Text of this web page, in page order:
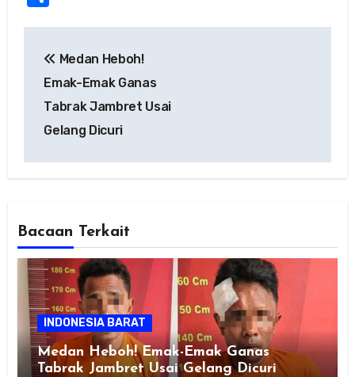
navigation
Medan Heboh!
Emak-Emak Ganas
Tabrak Jambret Usai
Gelang Dicuri
Bacaan Terkait
INDONESIA BARAT
Medan Heboh! Emak-Emak Ganas
Tabrak Jambret Usai Gelang Dicuri